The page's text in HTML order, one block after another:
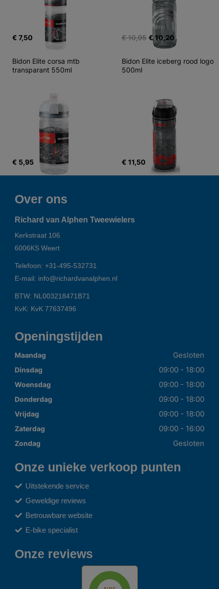
€ 7,50 € 10,95 € 10,20
Bidon Elite corsa mtb
transparant 550ml
€ 5,95
Bidon Elite iceberg rood logo
500ml
€ 11,50
Over ons
Richard van Alphen Tweewielers
Kerkstraat 106
6006KS Weert
Telefoon: +31-495-532731
E-mail: info@richardvanalphen.nl
BTW: NL003218471B71
KvK: KvK 77637496
Openingstijden
Maandag Gesloten
Dinsdag 09:00 - 18:00
Woensdag 09:00 - 18:00
Donderdag 09:00 - 18:00
Vrijdag 09:00 - 18:00
Zaterdag 09:00 - 16:00
Zondag Gesloten
Onze unieke verkoop punten
Uitstekende service
Geweldige reviews
Betrouwbare website
E-bike specialist
Onze reviews